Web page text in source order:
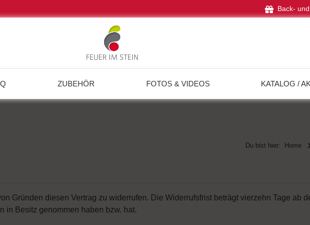
Back-
ZUBEHÖR FOTOS & VIDEOS KATALOG /
Du bist hier: Home
Gründen diesen Vertrag zu widerrufen. Die Widerrufsfrist beträgt vierzehn Tage ab
in Besitz genommen haben bzw. hat.